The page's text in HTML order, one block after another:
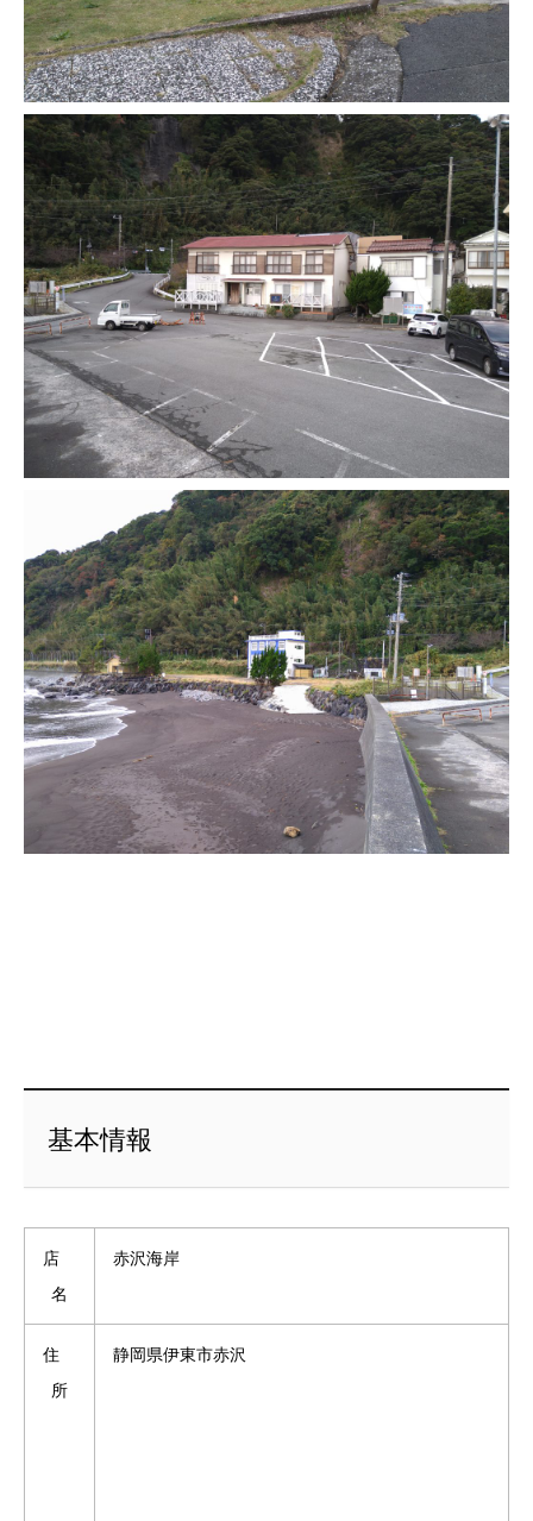
基本情報
店
名
赤沢海岸
住
所
静岡県伊東市赤沢